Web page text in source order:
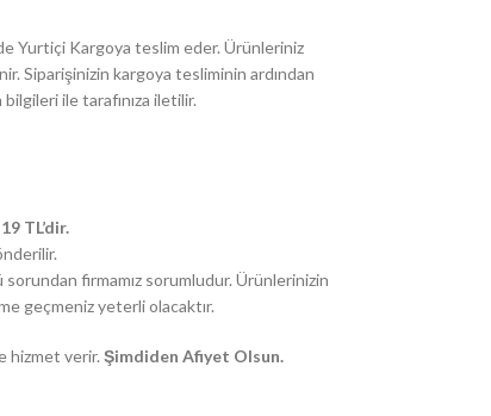
Yurtiçi Kargoya teslim eder. Ürünleriniz
Siparişinizin kargoya tesliminin ardından
ile tarafınıza iletilir.
19 TL’dir.
firmamız sorumludur. Ürünlerinizin
geçmeniz yeterli olacaktır.
hizmet verir. Şimdiden Afiyet Olsun.